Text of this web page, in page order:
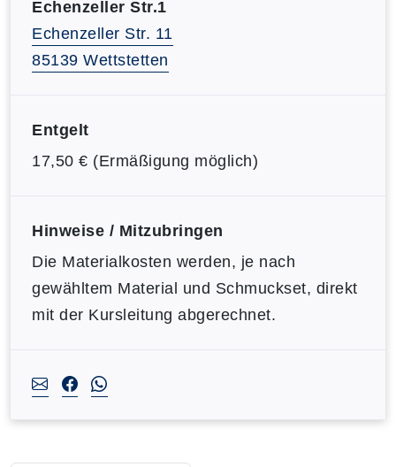
Echenzeller Str.1
Echenzeller Str. 11
85139 Wettstetten
Entgelt
17,50 € (Ermäßigung möglich)
Hinweise / Mitzubringen
Die Materialkosten werden, je nach
gewähltem Material und Schmuckset, direkt
mit der Kursleitung abgerechnet.